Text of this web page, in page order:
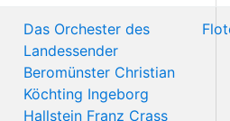
Das Orchester des
Landessender
Beromünster Christian
Köchting Ingeborg
Hallstein Franz Crass